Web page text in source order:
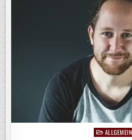
PostedALLGEMEIN